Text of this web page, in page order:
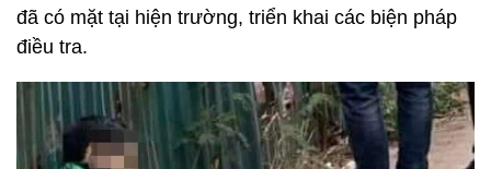
đã có mặt tại hiện trường, triển khai các biện pháp
điều tra.